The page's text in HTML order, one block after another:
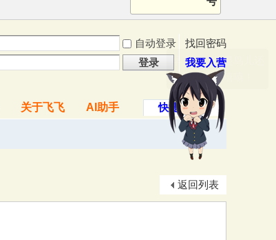
自动登录
找回密码
登录 我要入营
快捷导航
关于飞飞 AI助手
返回列表